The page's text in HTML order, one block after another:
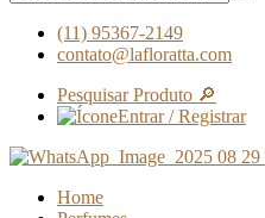
(11) 95367-2149
contato@lafloratta.com
Pesquisar Produto 🔎
Entrar / Registrar
Home